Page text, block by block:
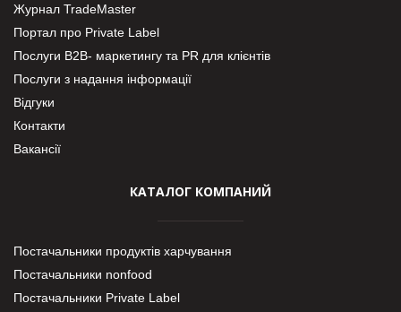
Журнал TradeMaster
Портал про Private Label
Послуги В2В- маркетингу та PR для клієнтів
Послуги з надання інформації
Відгуки
Контакти
Вакансії
КАТАЛОГ КОМПАНИЙ
Постачальники продуктів харчування
Постачальники nonfood
Постачальники Private Label